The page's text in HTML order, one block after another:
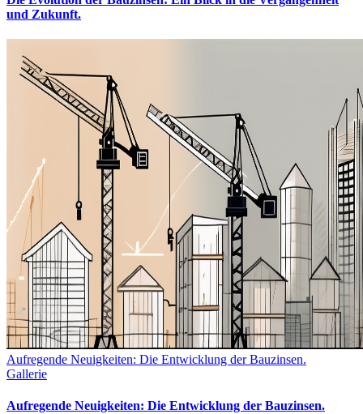
und Zukunft.
Aufregende Neuigkeiten: Die Entwicklung der Bauzinsen.
Gallerie
Aufregende Neuigkeiten: Die Entwicklung der Bauzinsen.